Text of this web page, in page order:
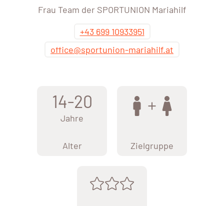
Frau Team der SPORTUNION Mariahilf
+43 699 10933951
office@sportunion-mariahilf.at
14-20
Jahre
Alter Zielgruppe